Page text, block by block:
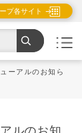
プ各サイト
ーアルのお知ら